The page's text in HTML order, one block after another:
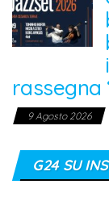
rassegna
9 Agosto 2026
G24 SU